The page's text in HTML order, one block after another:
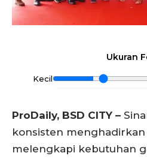
Ukuran
Kecil
ProDaily, BSD CITY –
konsisten
melengkapi kebutuhan